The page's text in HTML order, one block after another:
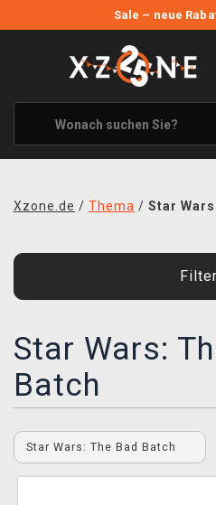
Sale – neue
ANGEBOTE
ALLE MARKEN
XZONE ORIGINALS
KLEIDUNG & ACCESSOIRES
BLOG
KONTAKT
VERSAND
Xzone.de / Thema / Star
Star Wars:
Batch
Star Wars: The Bad Batch